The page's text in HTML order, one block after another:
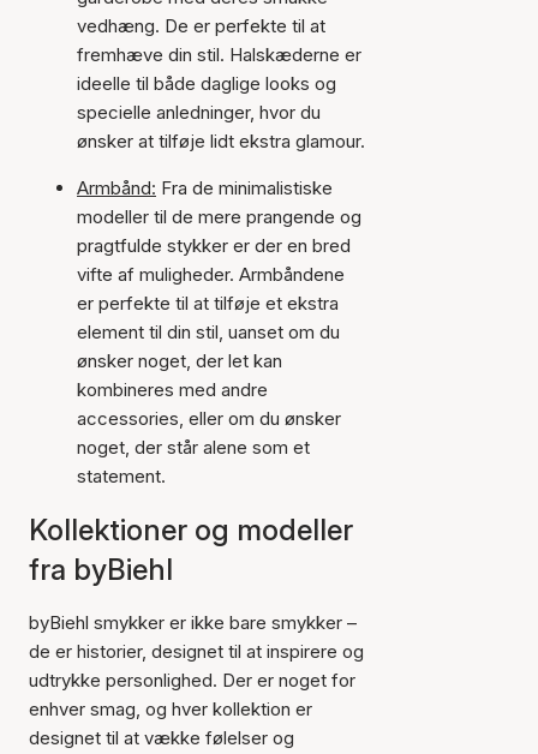
vedhæng. De er perfekte til at
fremhæve din stil. Halskæderne er
ideelle til både daglige looks og
specielle anledninger, hvor du
ønsker at tilføje lidt ekstra glamour.
Armbånd: Fra de minimalistiske
modeller til de mere prangende og
pragtfulde stykker er der en bred
vifte af muligheder. Armbåndene
er perfekte til at tilføje et ekstra
element til din stil, uanset om du
ønsker noget, der let kan
kombineres med andre
accessories, eller om du ønsker
noget, der står alene som et
statement.
Kollektioner og modeller
fra byBiehl
byBiehl smykker er ikke bare smykker –
de er historier, designet til at inspirere og
udtrykke personlighed. Der er noget for
enhver smag, og hver kollektion er
designet til at vække følelser og